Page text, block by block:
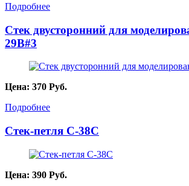
Подробнее
Стек двусторонний для
29B#3
Цена: 370 Руб.
Подробнее
Стек-петля C-38C
Цена: 390 Руб.